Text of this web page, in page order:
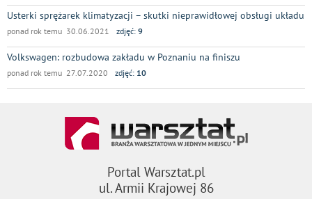
Usterki sprężarek klimatyzacji – skutki nieprawidłowej obsługi układu
ponad rok temu 30.06.2021 zdjęć: 9
Volkswagen: rozbudowa zakładu w Poznaniu na finiszu
ponad rok temu 27.07.2020 zdjęć: 10
Portal Warsztat.pl
ul. Armii Krajowej 86